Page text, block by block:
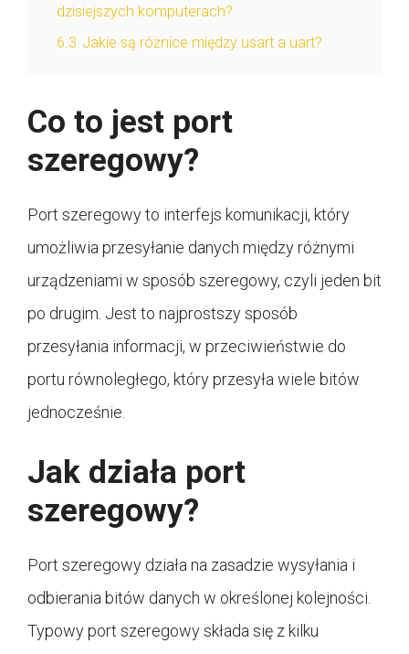
dzisiejszych komputerach?
6.3 Jakie są różnice między usart a uart?
Co to jest port
szeregowy?
Port szeregowy to interfejs komunikacji, który
umożliwia przesyłanie danych między różnymi
urządzeniami w sposób szeregowy, czyli jeden bit
po drugim. Jest to najprostszy sposób
przesyłania informacji, w przeciwieństwie do
portu równoległego, który przesyła wiele bitów
jednocześnie.
Jak działa port
szeregowy?
Port szeregowy działa na zasadzie wysyłania i
odbierania bitów danych w określonej kolejności.
Typowy port szeregowy składa się z kilku